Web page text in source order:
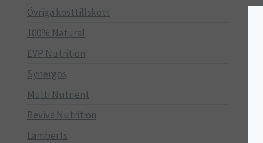
Övriga kosttillskott
100% Natural
EVP Nutrition
Synergos
Multi Nutrient
Reviva Nutrition
Lamberts